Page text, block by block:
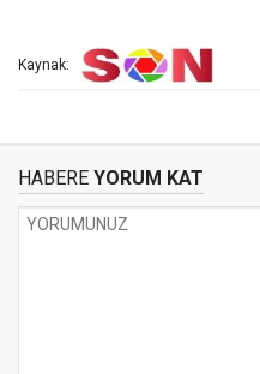
Kaynak:
HABERE YORUM KAT